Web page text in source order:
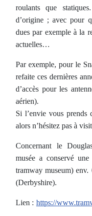
roulants que
d’origine ; avec pour
dues par exemple à la
actuelles…
Par exemple, pour le
refaite ces dernières
d’accès pour les
aérien).
Si l’envie vous prends
alors n’hésitez pas à
Concernant le
musée a conservé
tramway museum)
(Derbyshire).
Lien : https://